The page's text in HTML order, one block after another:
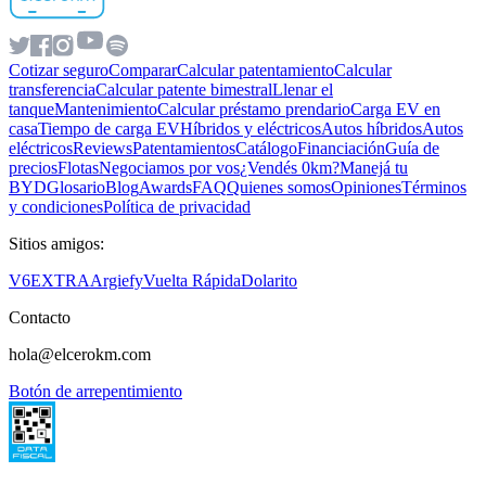
Cotizar seguroCompararCalcular patentamientoCalcular
transferenciaCalcular patente bimestralLlenar el
tanqueMantenimientoCalcular préstamo prendarioCarga EV en
casaTiempo de carga EVHíbridos y eléctricosAutos híbridosAutos
eléctricosReviewsPatentamientosCatálogoFinanciaciónGuía de
preciosFlotasNegociamos por vos¿Vendés 0km?Manejá tu
BYDGlosarioBlogAwardsFAQQuienes somosOpinionesTérminos
y condicionesPolítica de privacidad
Sitios amigos:
V6EXTRAArgiefyVuelta RápidaDolarito
Contacto
hola@elcerokm.com
Botón de arrepentimiento